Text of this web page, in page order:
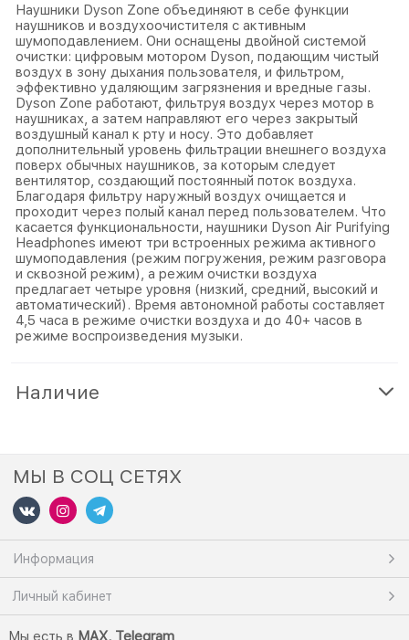
Наушники Dyson Zone объединяют в себе функции
наушников и воздухоочистителя с активным
шумоподавлением. Они оснащены двойной системой
очистки: цифровым мотором Dyson, подающим чистый
воздух в зону дыхания пользователя, и фильтром,
эффективно удаляющим загрязнения и вредные газы.
Dyson Zone работают, фильтруя воздух через мотор в
наушниках, а затем направляют его через закрытый
воздушный канал к рту и носу. Это добавляет
дополнительный уровень фильтрации внешнего воздуха
поверх обычных наушников, за которым следует
вентилятор, создающий постоянный поток воздуха.
Благодаря фильтру наружный воздух очищается и
проходит через полый канал перед пользователем. Что
касается функциональности, наушники Dyson Air Purifying
Headphones имеют три встроенных режима активного
шумоподавления (режим погружения, режим разговора
и сквозной режим), а режим очистки воздуха
предлагает четыре уровня (низкий, средний, высокий и
автоматический). Время автономной работы составляет
4,5 часа в режиме очистки воздуха и до 40+ часов в
режиме воспроизведения музыки.
Наличие
МЫ В СОЦ СЕТЯХ
Информация
Личный кабинет
Мы есть в MAX, Telegram